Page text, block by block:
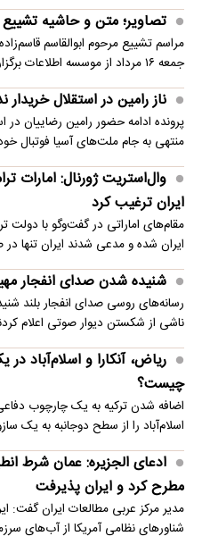
تصاویر؛ متن و حاشیه تشییع
مراسم تشییع مرحوم ابوالقاسم
جمعه ۱۶ مرداد از موسسه اطلاعات برگزار شد.
ناز رامین در استقلال
پرونده ادامه حضور رامین رضاییان در
منتهی به جام ملت‌های آسیا فوتبال
وال‌استریت ژورنال: امارات
ایران ترغیب کرد
مقام‌های اماراتی در گفت‌وگو با دولت
ایران شده و مدعی شدند ایران تنها
شنیده شدن صدای انفجار
رسانه‌های روسی صدای انفجار بلند
ناشی از شکستن دیوار صوتی اعلام
ریاض، آنکارا و اسلام‌آباد
چیست؟
اضافه شدن ترکیه به یک چارچوب
اسلام‌آباد را از سطح دوجانبه به یک
ادعای الجزیره: عمان شرط
مطرح کرد و ایران پذیرفت
مدیر مرکز عربی مطالعات ایران گفت:
شناورهای نظامی آمریکا از آب‌های